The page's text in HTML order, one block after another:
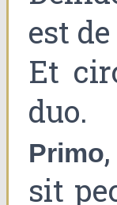
est
Et
duo.
Primo
sit